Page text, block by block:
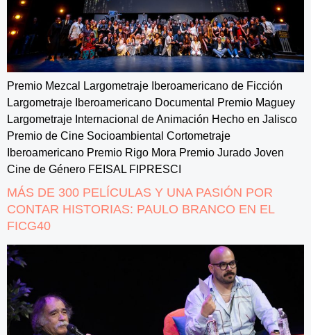
Premio Mezcal Largometraje Iberoamericano de Ficción
Largometraje Iberoamericano Documental Premio Maguey
Largometraje Internacional de Animación Hecho en Jalisco
Premio de Cine Socioambiental Cortometraje
Iberoamericano Premio Rigo Mora Premio Jurado Joven
Cine de Género FEISAL FIPRESCI
MÁS DE 300 PELÍCULAS Y UNA PASIÓN POR
CONTAR HISTORIAS: PAULO BRANCO EN EL
FICG40